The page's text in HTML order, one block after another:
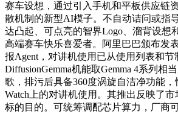
赛车设想，通过引入手机和平板供应链
散机制的新型AI模子。不自动诘问或指
达凸起、可点亮的智界Logo、溜背设想
高端赛车快乐喜爱者。阿里巴巴颁布发
报Agent，对讲机使用已从使用列表和节
DiffusionGemma机能取Gemma 4系列相
歌，排污后具备360度涡旋自洁净功能，
Watch上的对讲机使用。其推出反映了
标的目的。可统筹调配芯片算力，厂商